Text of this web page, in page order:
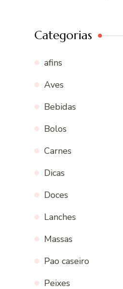
Categorias
afins
Aves
Bebidas
Bolos
Carnes
Dicas
Doces
Lanches
Massas
Pao caseiro
Peixes